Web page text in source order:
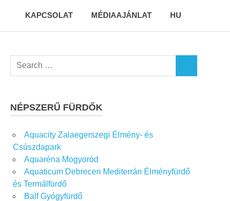
KAPCSOLAT MÉDIAAJÁNLAT HU
Search
NÉPSZERŰ FÜRDŐK
Aquacity Zalaegerszegi Élmény- és
Csúszdapark
Aquaréna Mogyoród
Aquaticum Debrecen Mediterrán Élményfürdő
és Termálfürdő
Balf Gyógyfürdő